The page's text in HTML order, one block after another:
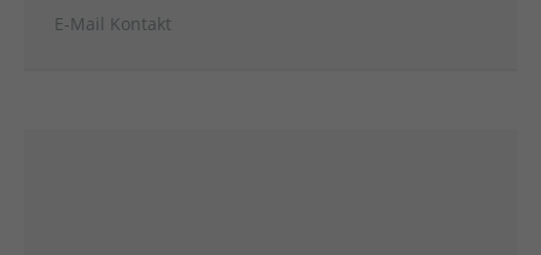
E-Mail Kontakt